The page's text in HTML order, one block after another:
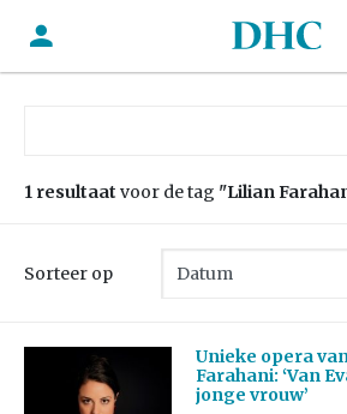
1 resultaat voor de tag "Lilian
Sorteer op
Unieke opera
Farahani: ‘Van
jonge vrouw’